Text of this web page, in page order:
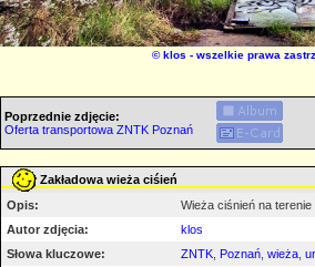
©klos - wszelkie prawa
Poprzednie zdjęcie:
Oferta transportowa ZNTK Poznań
Zakładowa wieża ciśień
Opis:
Wieża ciśnień na
Autor zdjęcia:
klos
Słowa kluczowe:
ZNTK Poznań wieża